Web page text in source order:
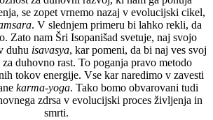
se zopet vrnemo nazaj v evolucijski cikel,
. V slednjem primeru bi lahko rekli, da
Zato nam Šri Isopanišad svetuje, naj svojo
duhu isavasya, kar pomeni, da bi naj ves svoj
duhovno rast. To poganja pravo metodo
tokov energije. Vse kar naredimo v zavesti
karma-yoga. Tako bomo obvarovani tudi
zdrsa v evolucijski proces življenja in
smrti.